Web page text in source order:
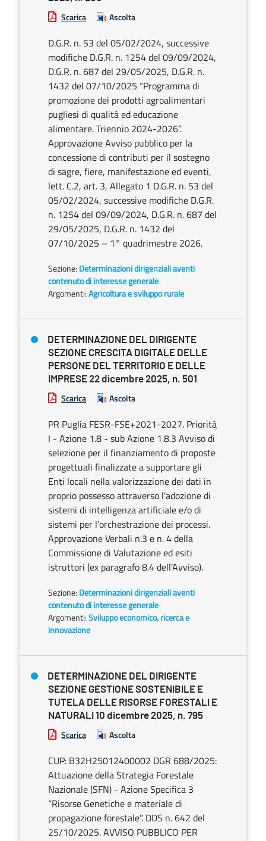
Scarica Ascolta
D.G.R. n. 53 del 05/02/2024, successive
modifiche D.G.R. n. 1254 del 09/09/2024,
D.G.R. n. 687 del 29/05/2025, D.G.R. n.
1432 del 07/10/2025 “Programma di
promozione dei prodotti agroalimentari
pugliesi di qualità ed educazione
alimentare. Triennio 2024-2026”.
Approvazione Avviso pubblico per la
concessione di contributi per il sostegno
di sagre, fiere, manifestazione ed eventi,
lett. C.2, art. 3, Allegato 1 D.G.R. n. 53 del
05/02/2024, successive modifiche D.G.R.
n. 1254 del 09/09/2024, D.G.R. n. 687 del
29/05/2025, D.G.R. n. 1432 del
07/10/2025 – 1° quadrimestre 2026.
Sezione: Determinazioni dirigenziali aventi
contenuto di interesse generale
Argomenti:Agricoltura e sviluppo rurale
DETERMINAZIONE DEL DIRIGENTE
SEZIONE CRESCITA DIGITALE DELLE
PERSONE DEL TERRITORIO E DELLE
IMPRESE 22 dicembre 2025, n. 501
Scarica Ascolta
PR Puglia FESR-FSE+2021-2027. Priorità
I - Azione 1.8 - sub Azione 1.8.3 Avviso di
selezione per il finanziamento di proposte
progettuali finalizzate a supportare gli
Enti locali nella valorizzazione dei dati in
proprio possesso attraverso l’adozione di
sistemi di intelligenza artificiale e/o di
sistemi per l’orchestrazione dei processi.
Approvazione Verbali n.3 e n. 4 della
Commissione di Valutazione ed esiti
istruttori (ex paragrafo 8.4 dell’Avviso).
Sezione: Determinazioni dirigenziali aventi
contenuto di interesse generale
Argomenti:Sviluppo economico, ricerca e
innovazione
DETERMINAZIONE DEL DIRIGENTE
SEZIONE GESTIONE SOSTENIBILE E
TUTELA DELLE RISORSE FORESTALI E
NATURALI 10 dicembre 2025, n. 795
Scarica Ascolta
CUP: B32H25012400002 DGR 688/2025:
Attuazione della Strategia Forestale
Nazionale (SFN) - Azione Specifica 3
“Risorse Genetiche e materiale di
propagazione forestale”. DDS n. 642 del
25/10/2025. AVVISO PUBBLICO PER